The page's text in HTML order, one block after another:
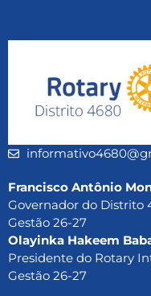
Francisco Antônio
Governador do Distrito
Gestão 26-27
Olayinka Hakeem
Presidente do Rotary
Gestão 26-27